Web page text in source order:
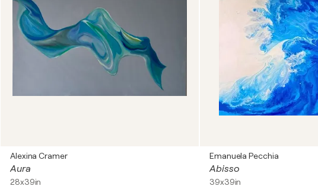
Alexina Cramer
Aura
28x39in
Emanuela Pecchia
Abisso
39x39in